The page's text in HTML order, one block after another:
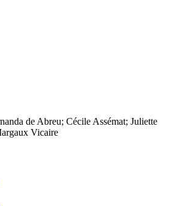
de Abreu; Cécile Assémat; Juliette
Vicaire